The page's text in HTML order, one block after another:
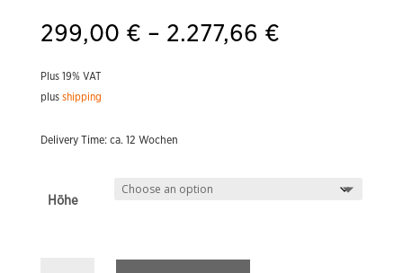
299,00 € – 2.277,66 €Price
Plus 19% VAT
plus shipping
Delivery Time: ca. 12 Wochen
Höhe